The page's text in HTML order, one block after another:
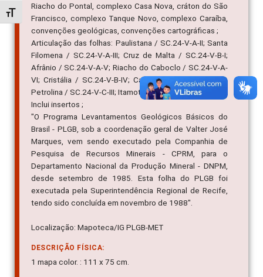
Alternar tamanho da fonte
Riacho do Pontal, complexo Casa Nova, cráton do São
Francisco, complexo Tanque Novo, complexo Caraíba,
convenções geológicas, convenções cartográficas ;
Articulação das folhas: Paulistana / SC.24-V-A-II; Santa
Filomena / SC.24-V-A-III; Cruz de Malta / SC.24-V-B-I;
Afrânio / SC.24-V-A-V; Riacho do Caboclo / SC.24-V-A-
VI; Cristália / SC.24-V-B-IV; Casa Nova / SC.24-V-C-II;
Petrolina / SC.24-V-C-III; Itamotinga / SC.24-V-D-I ;
Inclui insertos ;
"O Programa Levantamentos Geológicos Básicos do
Brasil - PLGB, sob a coordenação geral de Valter José
Marques, vem sendo executado pela Companhia de
Pesquisa de Recursos Minerais - CPRM, para o
Departamento Nacional da Produção Mineral - DNPM,
desde setembro de 1985. Esta folha do PLGB foi
executada pela Superintendência Regional de Recife,
tendo sido concluída em novembro de 1988".
Localização: Mapoteca/IG PLGB-MET
DESCRIÇÃO FÍSICA:
1 mapa color. : 111 x 75 cm.